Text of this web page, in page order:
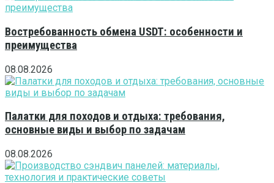
Востребованность обмена USDT: особенности и
преимущества
08.08.2026
Палатки для походов и отдыха: требования,
основные виды и выбор по задачам
08.08.2026